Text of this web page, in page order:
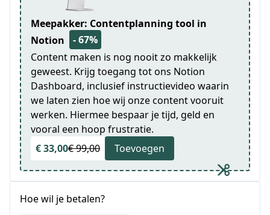
Meepakker: Contentplanning tool in
Notion
- 67%
Content maken is nog nooit zo makkelijk
geweest. Krijg toegang tot ons Notion
Dashboard, inclusief instructievideo waarin
we laten zien hoe wij onze content vooruit
werken. Hiermee bespaar je tijd, geld en
vooral een hoop frustratie.
€ 33,00€ 99,00 Toevoegen
Hoe wil je betalen?